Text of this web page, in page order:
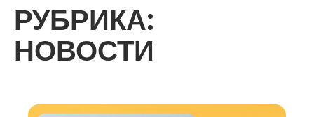
РУБРИКА:
НОВОСТИ